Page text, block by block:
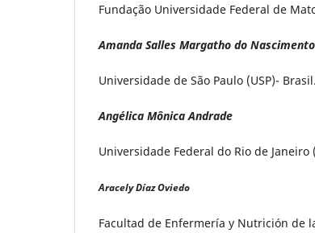
Fundação Universidade Federal de
Amanda Salles Margatho do Nascimento
Universidade de São Paulo (USP)- Brasil.
Angélica Mônica Andrade
Universidade Federal do Rio de Janeiro
Aracely Díaz Oviedo
Facultad de Enfermería y Nutrición de